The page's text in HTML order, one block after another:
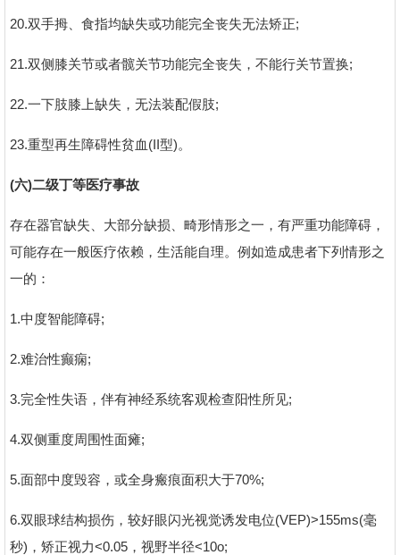
20.双手拇、食指均缺失或功能完全丧失无法矫正;
21.双侧膝关节或者髋关节功能完全丧失，不能行关节置换;
22.一下肢膝上缺失，无法装配假肢;
23.重型再生障碍性贫血(II型)。
(六)二级丁等医疗事故
存在器官缺失、大部分缺损、畸形情形之一，有严重功能障碍，
可能存在一般医疗依赖，生活能自理。例如造成患者下列情形之
一的：
1.中度智能障碍;
2.难治性癫痫;
3.完全性失语，伴有神经系统客观检查阳性所见;
4.双侧重度周围性面瘫;
5.面部中度毁容，或全身瘢痕面积大于70%;
6.双眼球结构损伤，较好眼闪光视觉诱发电位(VEP)>155ms(毫
秒)，矫正视力<0.05，视野半径<10o;